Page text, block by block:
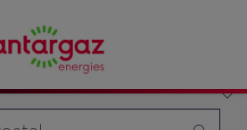
type de point de vente (revendeur /
de bouteilles de gaz ou station GPL
carburant)